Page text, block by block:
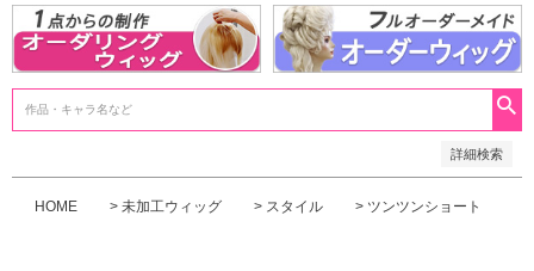
詳細検索
ベースウィッグ
衣装
SALE中
HOME 未加工ウィッグ スタイル ツンツンショート